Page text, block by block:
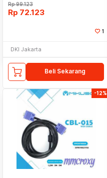
Rp99.123
Rp 72.123
1
DKI Jakarta
Beli Sekarang
-12%